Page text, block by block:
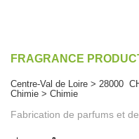
FRAGRANCE
Centre-Val de Loire > 28000
Chimie > Chimie
Fabrication de parfums et